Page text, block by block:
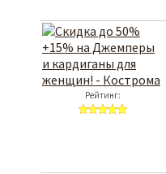
Рейтинг: